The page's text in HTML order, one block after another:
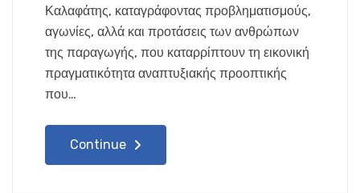
Καλαφάτης, καταγράφοντας προβληματισμούς,
αγωνίες, αλλά και προτάσεις των ανθρώπων
της παραγωγής, που καταρρίπτουν τη εικονική
πραγματικότητα αναπτυξιακής προοπτικής
που…
Continue